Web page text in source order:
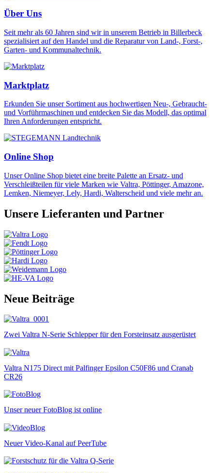
Über Uns
Seit mehr als 60 Jahren sind wir in unserem Betrieb in Billerbeck
spezialisiert auf den Handel und die Reparatur von Land-, Forst-,
Garten- und Kommunaltechnik.
Marktplatz
Erkunden Sie unser Sortiment aus hochwertigen Neu-, Gebraucht-
und Vorführmaschinen und entdecken Sie das Modell, das optimal
Ihren Anforderungen entspricht.
Online Shop
Unser Online Shop bietet eine breite Palette an Ersatz- und
Verschleißteilen für viele Marken wie Valtra, Pöttinger, Amazone,
Lemken, Niemeyer, Lely, Hardi, Walterscheid und viele mehr an.
Unsere Lieferanten und Partner
Neue Beiträge
Zwei Valtra N-Serie Schlepper für den Forsteinsatz ausgerüstet
Valtra N175 Direct mit Palfinger Epsilon C50F86 und Cranab
CR26
Unser neuer FotoBlog ist online
Neuer Video-Kanal auf PeerTube